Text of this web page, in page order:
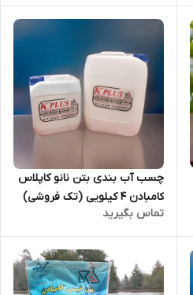
چسب آب بندی بتن نانو کاپلاس
کامبادن 4 کیلویی (تک فروشی)
تماس بگیرید